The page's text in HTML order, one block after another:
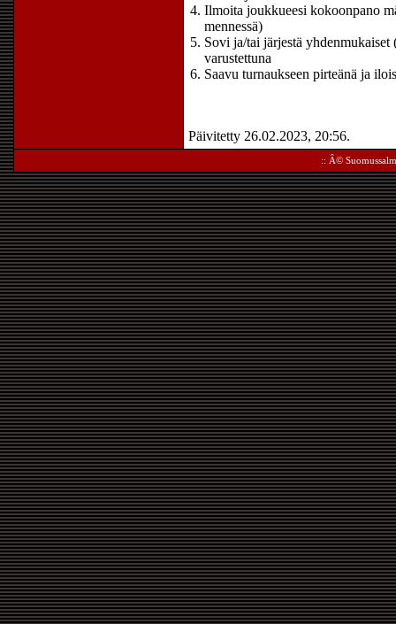
Ilmoita joukkueesi kokoonpano
mennessä)
Sovi ja/tai järjestä
varustettuna
Saavu turnaukseen pirteänä ja
Päivitetty 26.02.2023, 20:56.
:: Â©